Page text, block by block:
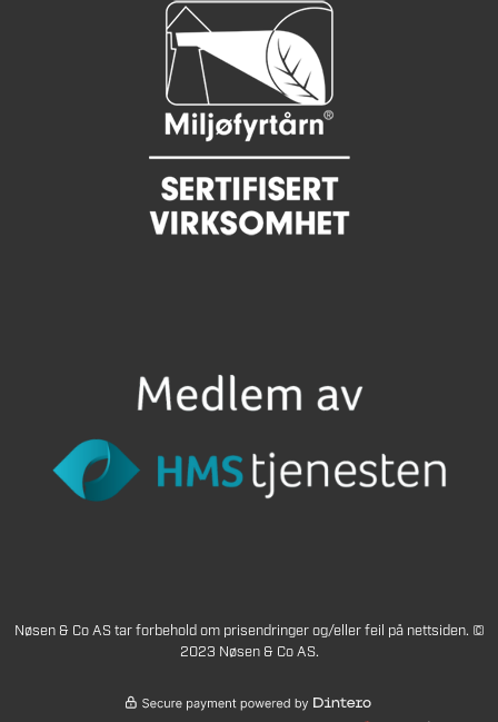
Nøsen & Co AS tar forbehold om prisendringer og/eller feil på nettsiden. ©
2023 Nøsen & Co AS.